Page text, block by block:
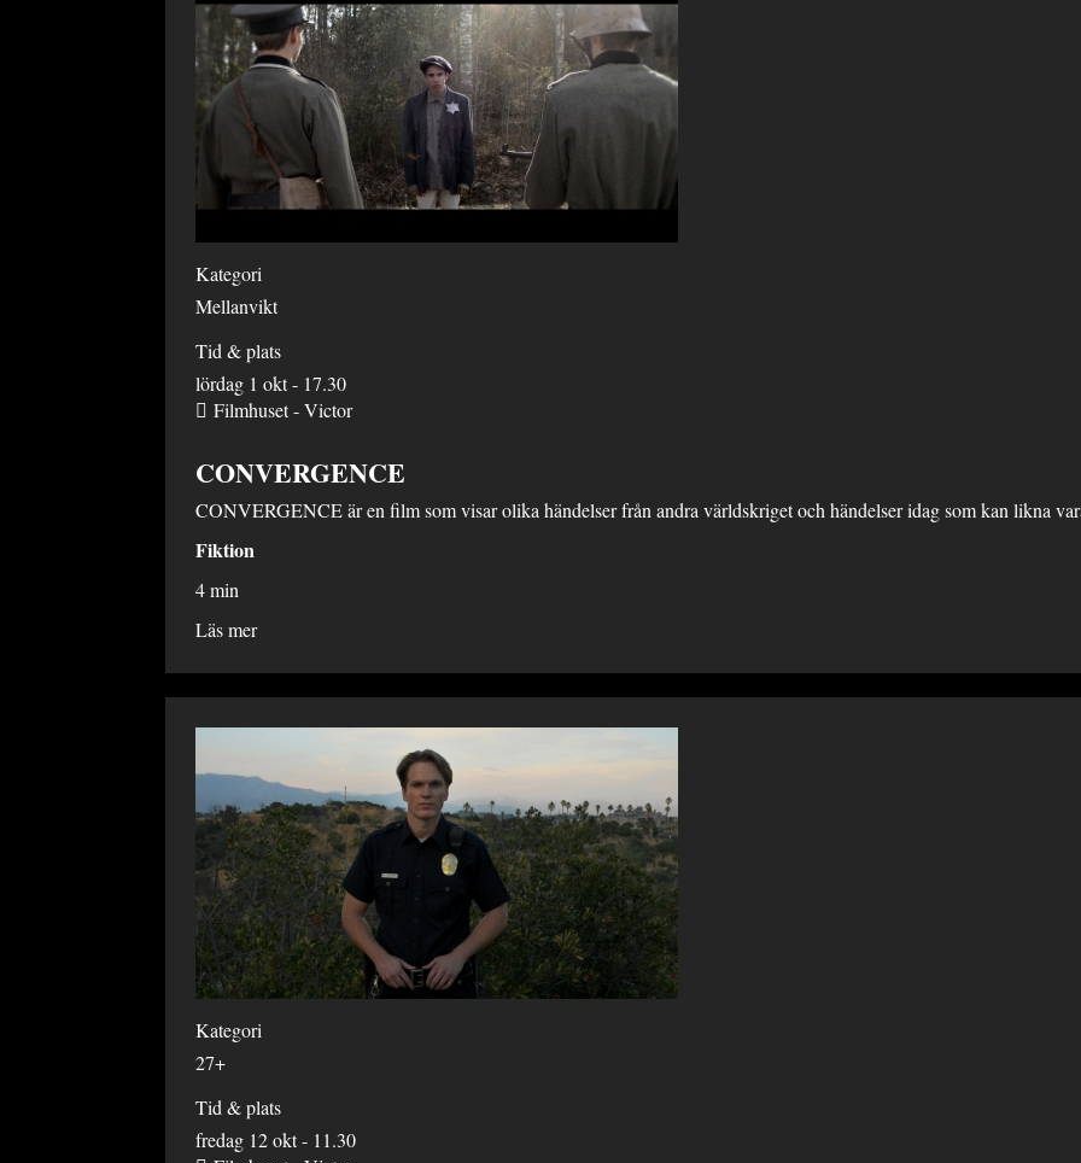
Kategori
Mellanvikt
Tid & plats
lördag 1 okt - 17.30
Filmhuset - Victor
CONVERGENCE
CONVERGENCE är en film som visar olika händelser från andra världskriget och händelser idag som kan likna
Fiktion
4 min
Läs mer
Kategori
27+
Tid & plats
fredag 12 okt - 11.30